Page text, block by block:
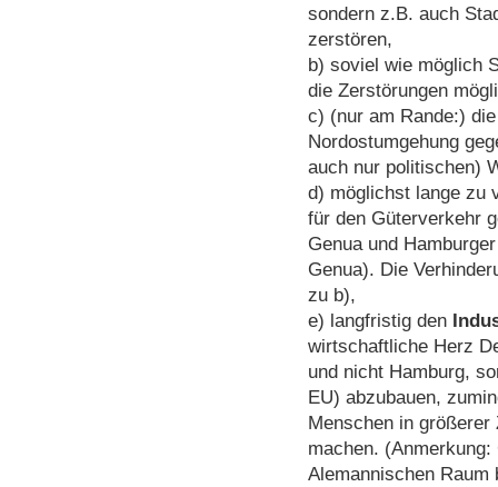
sondern z.B. auch
zerstören,
b) soviel wie möglich
die Zerstörungen
c) (nur am Rande:)
Nordostumgehung
auch nur politischen)
d) möglichst lange zu
für den Güterverkehr
Genua und
Genua). Die
zu b),
e) langfristig den
wirtschaftliche Herz
und nicht Hamburg,
EU) abzubauen,
Menschen in
machen.
Alemannischen